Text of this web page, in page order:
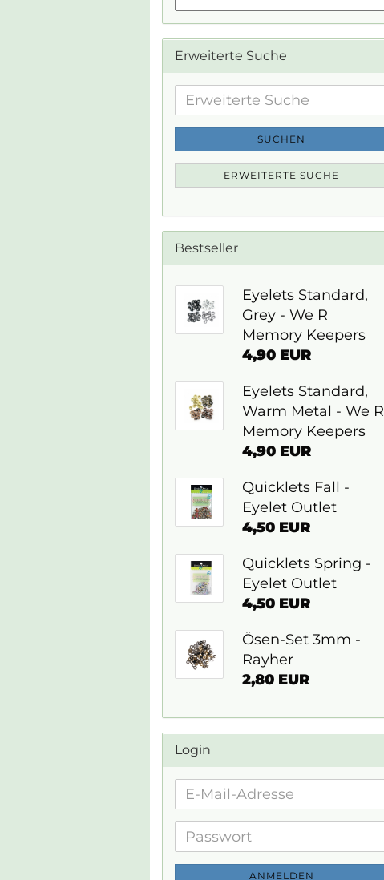
Erweiterte Suche
Erweiterte
Suche
SUCHEN
ERWEITERTE SUCHE
Bestseller
Eyelets Standard,
Grey - We R
Memory Keepers
4,90 EUR
Eyelets Standard,
Warm Metal - We R
Memory Keepers
4,90 EUR
Quicklets Fall -
Eyelet Outlet
4,50 EUR
Quicklets Spring -
Eyelet Outlet
4,50 EUR
Ösen-Set 3mm -
Rayher
2,80 EUR
Login
E-
Adresse
Passwort
ANMELDEN